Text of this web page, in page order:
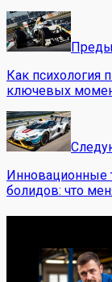
Как психология
ключевых
Инновационные
болидов: что